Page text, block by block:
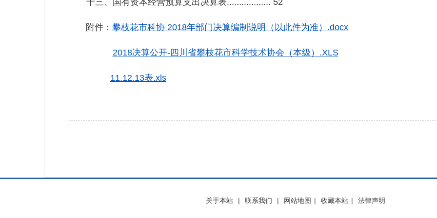
十三、国有资本经营预算支出决算表.................. 52
附件： 攀枝花市科协 2018年部门决算编制说明（以此件为准）.docx
2018决算公开-四川省攀枝花市科学技术协会（本级）.XLS
11.12.13表.xls
关于本站 | 联系我们 | 网站地图 | 收藏本站 | 法律声明